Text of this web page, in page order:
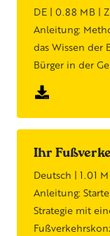
DE | 0.88 MB |
Anleitung:
das Wissen der
Bürger in der
Ihr
Deutsch | 1.01
Anleitung:
Strategie mit